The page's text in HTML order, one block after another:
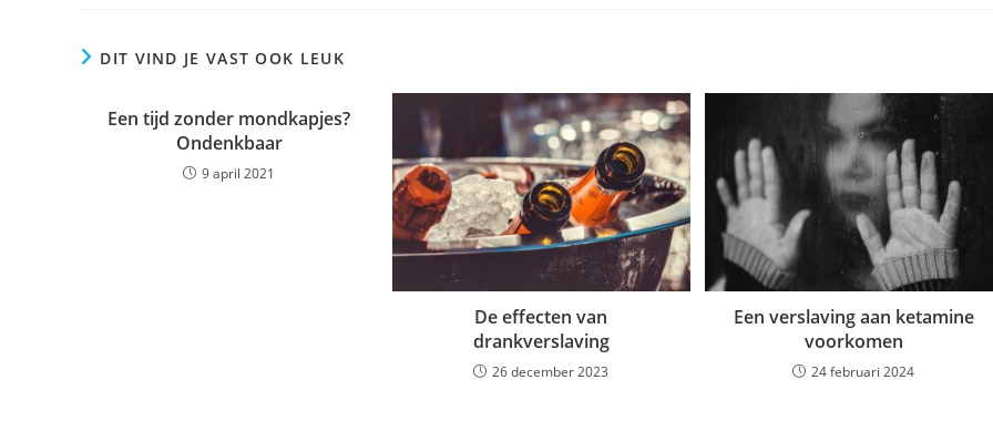
DIT VIND JE VAST OOK LEUK
Een tijd zonder mondkapjes?
Ondenkbaar
9 april 2021
De effecten van
drankverslaving
26 december 2023
Een verslaving aan ketamine
voorkomen
24 februari 2024